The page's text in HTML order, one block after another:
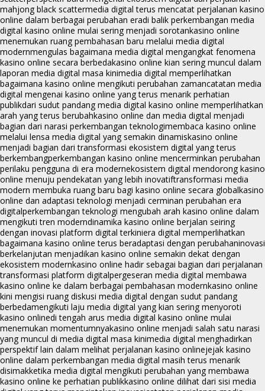
mahjong black scattermedia digital terus mencatat perjalanan kasino
online dalam berbagai perubahan eradi balik perkembangan media
digital kasino online mulai sering menjadi sorotankasino online
menemukan ruang pembahasan baru melalui media digital
modernmengulas bagaimana media digital mengangkat fenomena
kasino online secara berbedakasino online kian sering muncul dalam
laporan media digital masa kinimedia digital memperlihatkan
bagaimana kasino online mengikuti perubahan zamancatatan media
digital mengenai kasino online yang terus menarik perhatian
publikdari sudut pandang media digital kasino online memperlihatkan
arah yang terus berubahkasino online dan media digital menjadi
bagian dari narasi perkembangan teknologimembaca kasino online
melalui lensa media digital yang semakin dinamiskasino online
menjadi bagian dari transformasi ekosistem digital yang terus
berkembangperkembangan kasino online mencerminkan perubahan
perilaku pengguna di era modernekosistem digital mendorong kasino
online menuju pendekatan yang lebih inovatiftransformasi media
modern membuka ruang baru bagi kasino online secara globalkasino
online dan adaptasi teknologi menjadi cerminan perubahan era
digitalperkembangan teknologi mengubah arah kasino online dalam
mengikuti tren moderndinamika kasino online berjalan seiring
dengan inovasi platform digital terkiniera digital memperlihatkan
bagaimana kasino online terus beradaptasi dengan perubahaninovasi
berkelanjutan menjadikan kasino online semakin dekat dengan
ekosistem modernkasino online hadir sebagai bagian dari perjalanan
transformasi platform digitalpergeseran media digital membawa
kasino online ke dalam berbagai pembahasan modernkasino online
kini mengisi ruang diskusi media digital dengan sudut pandang
berbedamengikuti laju media digital yang kian sering menyoroti
kasino onlinedi tengah arus media digital kasino online mulai
menemukan momentumnyakasino online menjadi salah satu narasi
yang muncul di media digital masa kinimedia digital menghadirkan
perspektif lain dalam melihat perjalanan kasino onlinejejak kasino
online dalam perkembangan media digital masih terus menarik
disimakketika media digital mengikuti perubahan yang membawa
kasino online ke perhatian publikkasino online dilihat dari sisi media